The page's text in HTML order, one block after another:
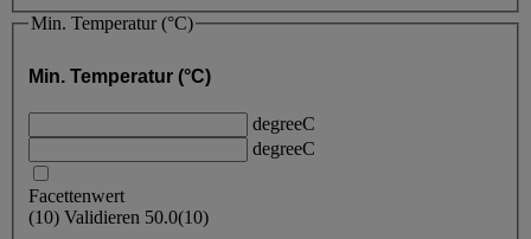
Min. Temperatur (°C)
Min. Temperatur (°C)
degreeC
degreeC
Facettenwert
(10) Validieren 50.0(10)